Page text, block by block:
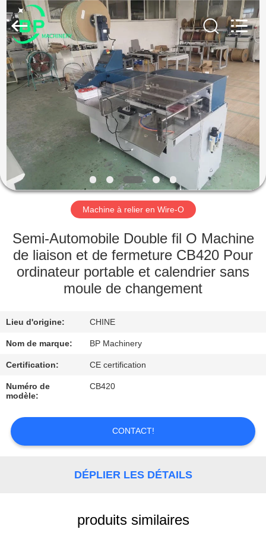
MAISON
PRODUITS
AU
SUJET
DE
NOUS
VISITE
D'USINE
CONTRÔLE
QUALITÉ
CONTACTEZ-
NOUS
DEMANDEZ
UNE
BINPENG
MACHINERY
CO.,LTD.
Rights
Reserved.
Developed
by
ECER
Machine à relier en Wire-O
Semi-Automobile Double fil O Machine
de liaison et de fermeture CB420 Pour
ordinateur portable et calendrier sans
moule de changement
Lieu d'origine: CHINE
Nom de marque: BP Machinery
Certification: CE certification
Numéro de
modèle:
CB420
CONTACT!
DÉPLIER LES DÉTAILS
produits similaires